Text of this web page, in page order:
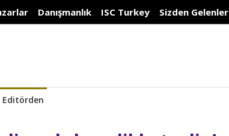
Danışmanlık ISC Turkey Sizden Gelenler
Editörden